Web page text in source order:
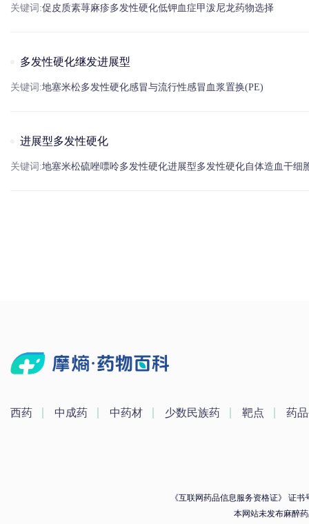
关键词:促皮质素荨麻疹多发性硬化低钾 血症甲泼尼龙药物选择
多发性硬化继发进展型
关键词:地塞米松多发性硬化感冒与流行性感冒 血浆置换(PE)
进展型多发性硬化
关键词:地塞米松硫唑嘌呤多发性硬化进展型多发性硬化自体造血干细
西药 中成药 中药材 少数民族药 靶点 药
《互联网药品信息服务资格证》 证书
本网站未发布麻醉